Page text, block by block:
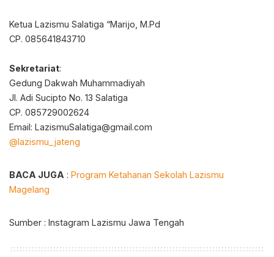
Ketua Lazismu Salatiga “Marijo, M.Pd⁣
CP. 085641843710⁣
Sekretariat:⁣
Gedung Dakwah Muhammadiyah⁣
Jl. Adi Sucipto No. 13 Salatiga⁣
CP. 085729002624⁣
Email: LazismuSalatiga@gmail.com⁣
@lazismu_jateng
BACA JUGA : Program Ketahanan Sekolah Lazismu
Magelang
Sumber : Instagram Lazismu Jawa Tengah